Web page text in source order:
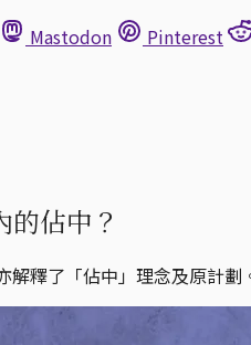
Mastodon
Pinterest
佔中？
解釋了「佔中」理念及原計劃